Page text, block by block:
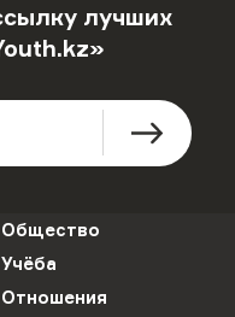
лучших
Общество
Учёба
Отношения